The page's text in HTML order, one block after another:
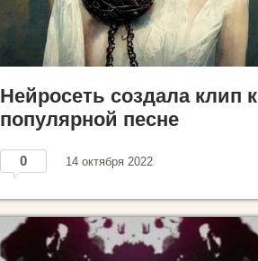
Нейросеть создала клип к
популярной песне
0 14 октября 2022